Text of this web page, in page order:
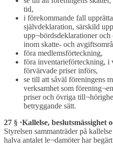
tid,
i förekommande fall
självdeklaration, särskild
upp¬bördsdeklarationer
inom skatte- och
föra medlemsförteckning,
föra inventarieförteckning, i
förvärvade priser införs,
se till att såväl föreningens
verksamhet som
priser och övriga
betryggande sätt.
27 § ·Kallelse, beslutsmässighet
Styrelsen sammanträder på
halva antalet le¬damöter har